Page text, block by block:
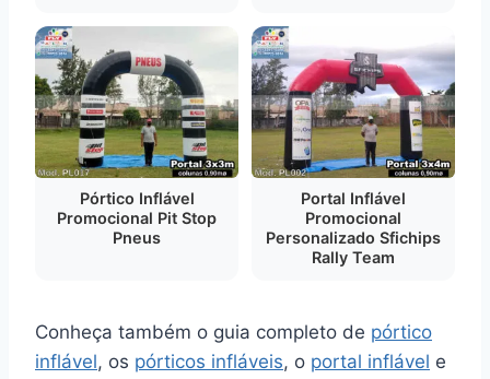
Pórtico Inflável
Promocional Pit Stop
Pneus
Portal Inflável
Promocional
Personalizado Sfichips
Rally Team
Conheça também o guia completo de pórtico
inflável, os pórticos infláveis, o portal inflável e